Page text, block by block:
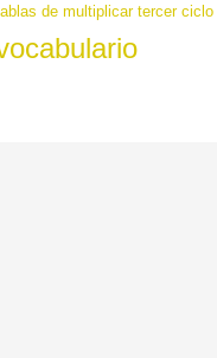
de multiplicar tercer ciclo